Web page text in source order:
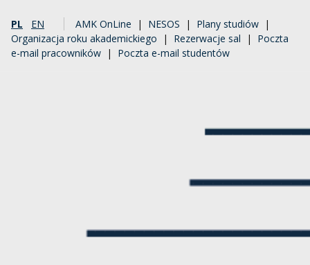
PL EN AMK OnLine | NESOS | Plany studiów |
Organizacja roku akademickiego | Rezerwacje sal | Poczta
e-mail pracowników | Poczta e-mail studentów